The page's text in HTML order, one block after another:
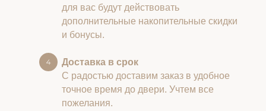
для вас будут действовать
дополнительные накопительные скидки
и бонусы.
Доставка в срок
С радостью доставим заказ в удобное
точное время до двери. Учтем все
пожелания.